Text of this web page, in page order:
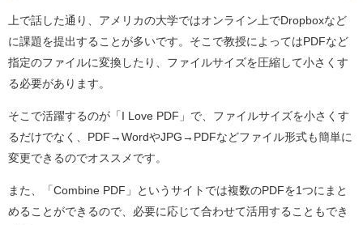
上で話した通り、アメリカの大学ではオンライン上でDropboxなど
に課題を提出することが多いです。そこで教授によってはPDFなど
指定のファイルに変換したり、ファイルサイズを圧縮して小さくす
る必要があります。
そこで活躍するのが「I Love PDF」で、ファイルサイズを小さくす
るだけでなく、PDF→WordやJPG→PDFなどファイル形式も簡単に
変更できるのでオススメです。
また、「Combine PDF」というサイトでは複数のPDFを1つにまと
めることができるので、必要に応じて合わせて活用することもでき